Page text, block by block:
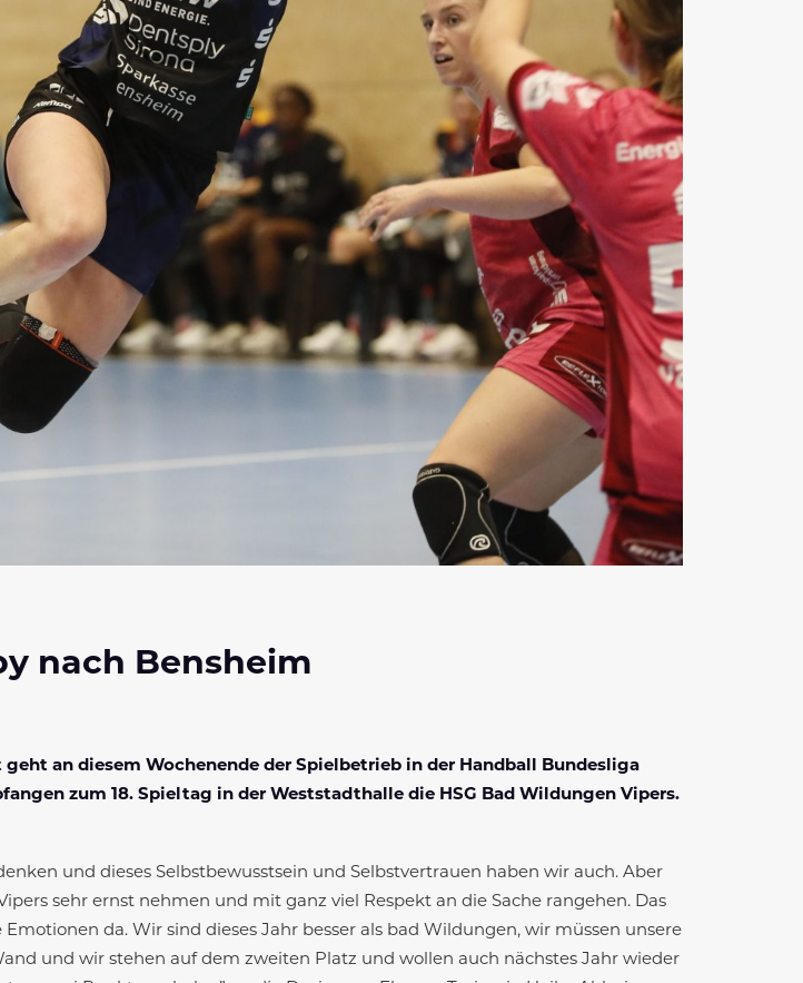
nach Bensheim
an diesem Wochenende der Spielbetrieb in der Handball Bundesliga
zum 18. Spieltag in der Weststadthalle die HSG Bad Wildungen Vipers.
und dieses Selbstbewusstsein und Selbstvertrauen haben wir auch. Aber
sehr ernst nehmen und mit ganz viel Respekt an die Sache rangehen. Das
da. Wir sind dieses Jahr besser als bad Wildungen, wir müssen unsere
und wir stehen auf dem zweiten Platz und wollen auch nächstes Jahr wieder